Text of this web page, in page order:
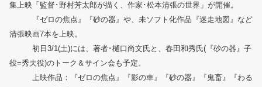
集上映「監督･野村芳太郎が描く、作家･松本清張の世界」が開催。
『ゼロの焦点』『砂の器』や、未ソフト化作品『迷走地図』など
清張映画7本を上映。
初日3/1(土)には、著者･樋口尚文氏と、春田和秀氏(『砂の器』子
役=秀夫役)のトーク＆サイン会も予定。
上映作品：
『ゼロの焦点』『影の車』『砂の器』『鬼畜』『わる